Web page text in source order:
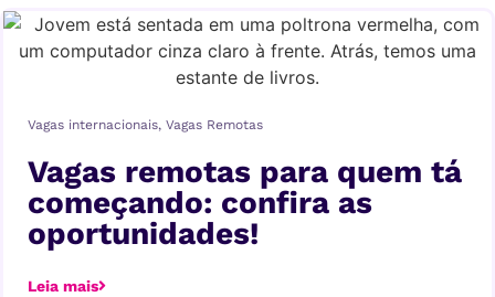
Vagas internacionais,Vagas Remotas
Vagas remotas para quem tá
começando: confira as
oportunidades!
Leia mais